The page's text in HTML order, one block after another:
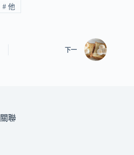
# 他
下一
關聯